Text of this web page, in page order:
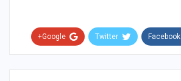
Facebook
Twitter
Google+